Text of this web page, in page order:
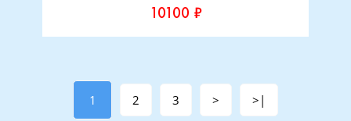
10100 ₽
1 2 3 > >|